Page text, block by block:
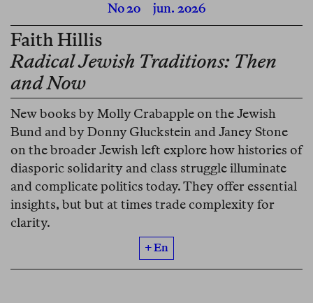
No 20 jun. 2026
Faith Hillis
Radical Jewish Traditions: Then
and Now
New books by Molly Crabapple on the Jewish
Bund and by Donny Gluckstein and Janey Stone
on the broader Jewish left explore how histories of
diasporic solidarity and class struggle illuminate
and complicate politics today. They offer essential
insights, but but at times trade complexity for
clarity.
+ En